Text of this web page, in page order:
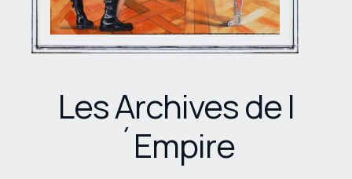
Les Archives de l
´Empire